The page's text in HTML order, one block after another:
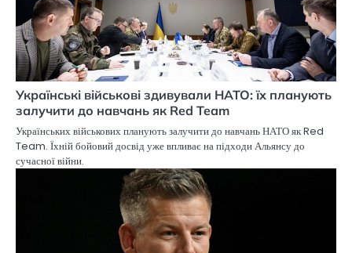
Українські військові здивували НАТО: їх планують
залучити до навчань як Red Team
Українських військових планують залучити до навчань НАТО як Red
Team. Їхній бойовий досвід уже впливає на підходи Альянсу до
сучасної війни.